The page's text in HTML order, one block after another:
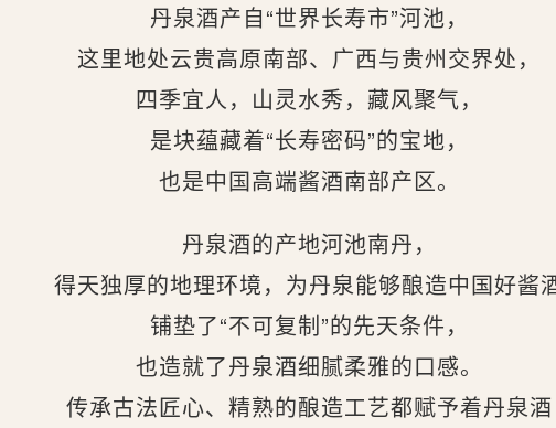
丹泉酒产自“世界长寿市”河池，
这里地处云贵高原南部、广西与贵州交界处，
四季宜人，山灵水秀，藏风聚气，
是块蕴藏着“长寿密码”的宝地，
也是中国高端酱酒南部产区。
丹泉酒的产地河池南丹，
得天独厚的地理环境，为丹泉能够酿造中国好酱
铺垫了“不可复制”的先天条件，
也造就了丹泉酒细腻柔雅的口感。
传承古法匠心、精熟的酿造工艺都赋予着丹泉酒